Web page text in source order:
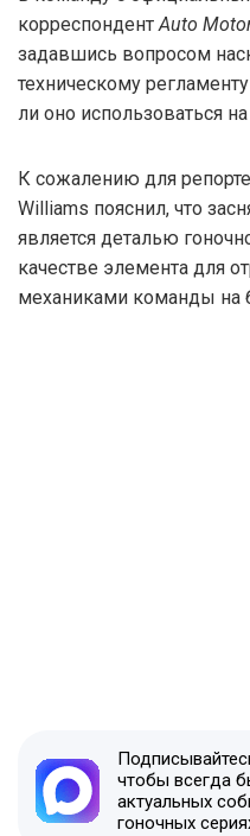
корреспондентAuto
задавшись вопросом
техническому
ли оно использоваться
К сожалению для
Williams пояснил, что
является деталью
качестве элемента для
механиками команды на
чтобы всегда
актуальных
гоночных